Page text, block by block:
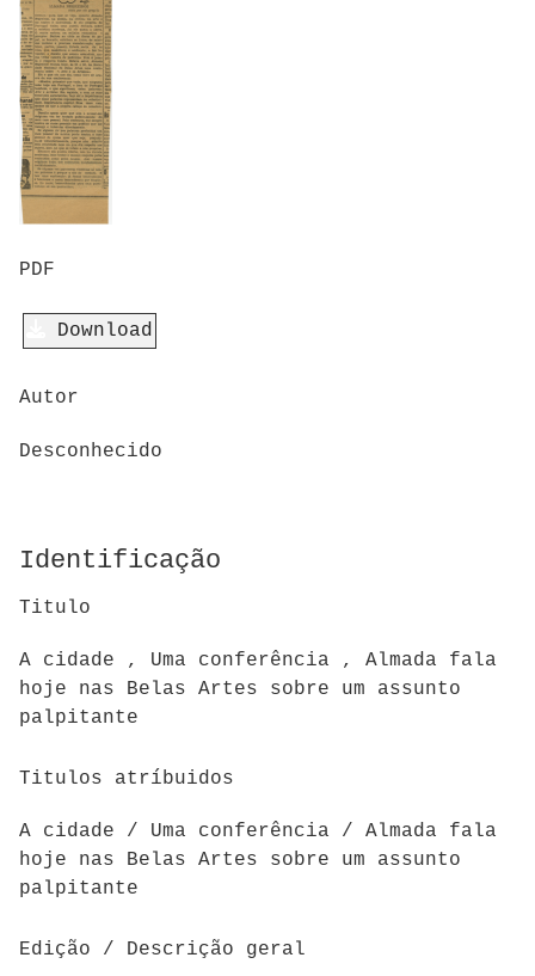
PDF
Download
Autor
Desconhecido
Identificação
Titulo
A cidade , Uma conferência , Almada fala
hoje nas Belas Artes sobre um assunto
palpitante
Titulos atríbuidos
A cidade / Uma conferência / Almada fala
hoje nas Belas Artes sobre um assunto
palpitante
Edição / Descrição geral